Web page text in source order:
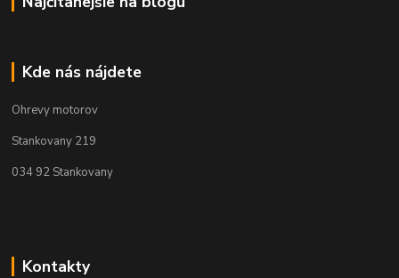
Kde nás nájdete
Ohrevy motorov
Stankovany 219
034 92 Stankovany
Kontakty